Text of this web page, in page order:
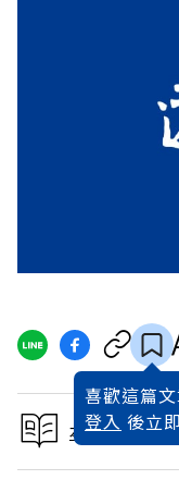
喜歡這篇
登入 後立
本文出自